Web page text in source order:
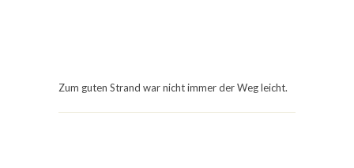
Zum guten Strand war nicht immer der Weg leicht.